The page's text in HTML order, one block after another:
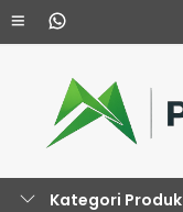
Kategori Produk